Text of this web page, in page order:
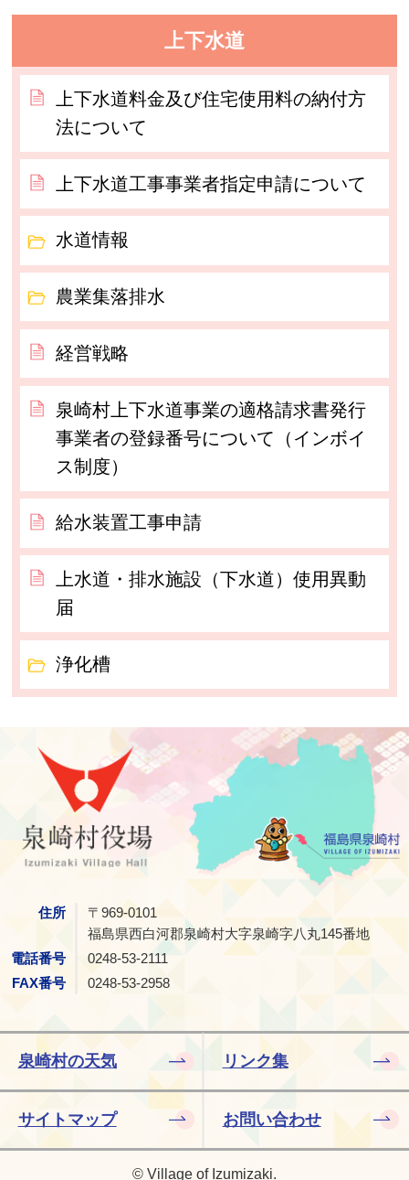
上下水道
上下水道料金及び住宅使用料の納付方
法について
上下水道工事事業者指定申請について
水道情報
農業集落排水
経営戦略
泉崎村上下水道事業の適格請求書発行
事業者の登録番号について（インボイ
ス制度）
給水装置工事申請
上水道・排水施設（下水道）使用異動
届
浄化槽
泉崎村
住所
〒969-0101
福島県西白河郡泉崎村大字泉崎字八丸145番地
電話番号
0248-53-2111
FAX番号
0248-53-2958
泉崎村の天気 リンク集
サイトマップ お問い合わせ
© Village of Izumizaki.